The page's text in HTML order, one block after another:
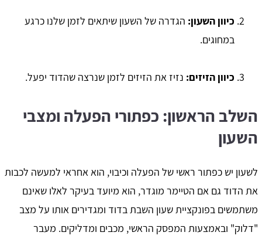
כיוון השעון: הגדרה של השעון שיתאים לזמן שלנו כרגע
במחוגים.
כיוון הזיזים: נזיז את הזיזים לזמן שנרצה שהדוד יפעל.
השלב הראשון: כפתורי הפעלה ומצבי
השעון
לשעון יש כפתור ראשי של הפעלה וכיבוי, הוא אחראי למעשה לכבות
את הדוד גם אם הטיימר מוגדר, הוא מיועד בעיקר לאלו שאינם
משתמשים בפונקציית שעון השבת בדוד ומגדירים אותו על מצב
"דלוק" ובאמצעות המפסק הראשי, מכבים ומדליקים. מעבר